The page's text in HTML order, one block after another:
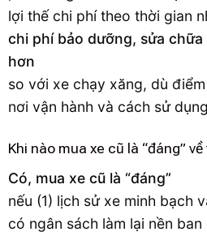
lợi thế chi phí theo thời gian
chi phí bảo dưỡng, sửa
hơn
so với xe chạy xăng, dù
nơi vận hành và cách sử
Khi nào mua xe cũ là “đáng”
Có, mua xe cũ là “đáng”
nếu (1) lịch sử xe minh bạch
có ngân sách làm lại nền